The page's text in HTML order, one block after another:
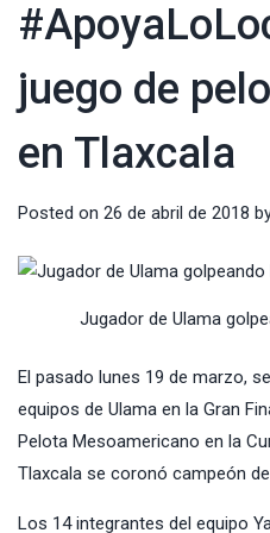
juego de
en Tlaxcala
Posted on 26 de abril de 2018
Jugador de Ulama
El pasado lunes 19 de marzo,
equipos de Ulama en la Gran
Pelota Mesoamericano en la
Tlaxcala se coronó campeón
Los 14 integrantes del equipo